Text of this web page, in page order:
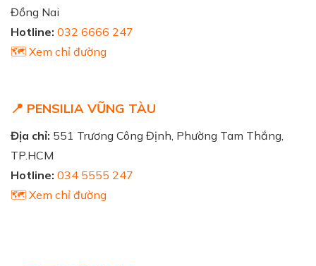
Đồng Nai
Hotline: 032 6666 247
🗺️ Xem chỉ đường
📍 PENSILIA VŨNG TÀU
Địa chỉ: 551 Trương Công Định, Phường Tam Thắng,
TP.HCM
Hotline: 034 5555 247
🗺️ Xem chỉ đường